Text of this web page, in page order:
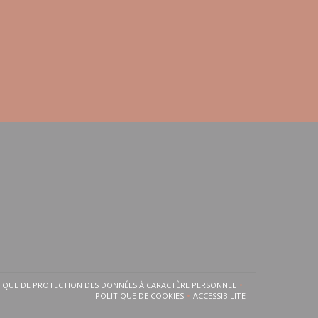
NOUVELLE FENÊTRE))
DE PROTECTION DES DONNÉES À CARACTÈRE PERSONNEL
((OUVRE UNE NOUVELLE FENÊTRE))
POLITIQUE DE COOKIES((OUVRE UNE NOUVELLE FENÊTRE))
ACCESSIBILITE((OUVRE UNE NOUVELLE